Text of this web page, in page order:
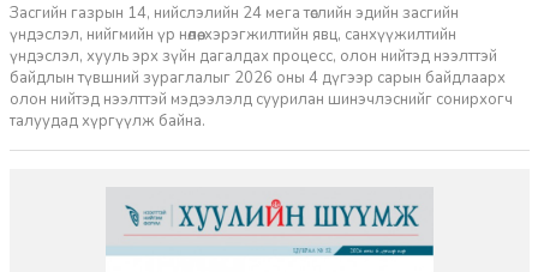
Засгийн газрын 14, нийслэлийн 24 мега төслийн эдийн засгийн
үндэслэл, нийгмийн үр нөлөө, хэрэгжилтийн явц, санхүүжилтийн
үндэслэл, хууль эрх зүйн дагалдах процесс, олон нийтэд нээлттэй
байдлын түвшний зураглалыг 2026 оны 4 дүгээр сарын байдлаарх
олон нийтэд нээлттэй мэдээлэлд суурилан шинэчлэснийг сонирхогч
талуудад хүргүүлж байна.